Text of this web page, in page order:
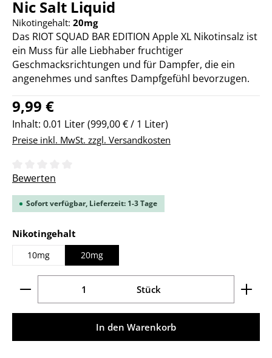
Nic Salt Liquid
Nikotingehalt: 20mg
Das RIOT SQUAD BAR EDITION Apple XL Nikotinsalz ist
ein Muss für alle Liebhaber fruchtiger
Geschmacksrichtungen und für Dampfer, die ein
angenehmes und sanftes Dampfgefühl bevorzugen.
Regulärer Preis:
9,99 €
Inhalt: 0.01 Liter(999,00 € / 1 Liter)
Preise inkl. MwSt. zzgl. Versandkosten
Durchschnittliche Bewertung von 0 von 5 Sternen
Bewerten
Sofort verfügbar, Lieferzeit: 1-3 Tage
Nikotingehalt
10mg 20mg
Produkt Anzahl: Gib den gewünschten Wert ein
Stück
In den Warenkorb